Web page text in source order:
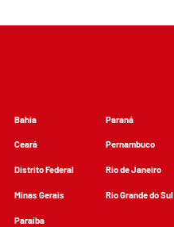
Bahia
Ceará
Distrito Federal
Minas Gerais
Paraíba
Paraná
Pernambuco
Rio de Janeiro
Rio Grande do Sul